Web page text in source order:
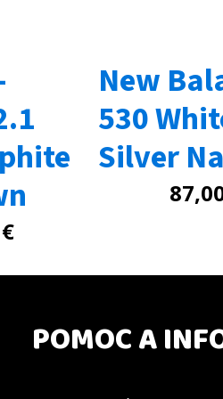
€
New
530
Silver
POMOC A